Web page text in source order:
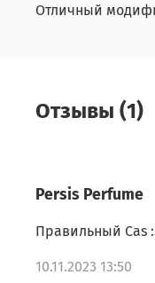
Отличный
Отзывы (1)
Persis Perfume
Правильный Cas
10.11.2023 13:50